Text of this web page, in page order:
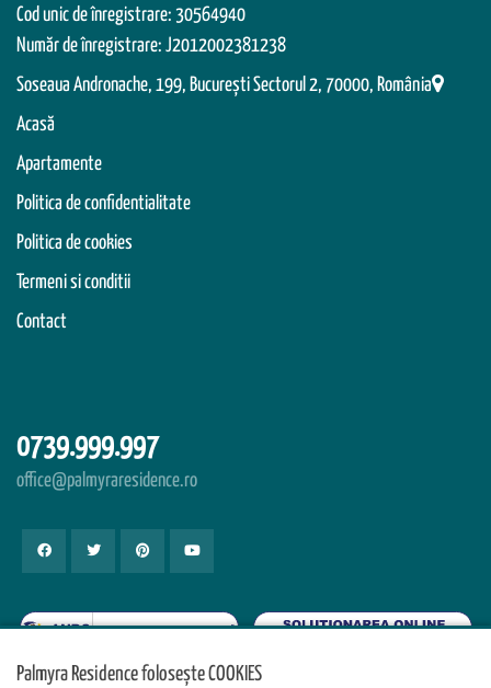
Cod unic de înregistrare: 30564940
Număr de înregistrare: J2012002381238
Soseaua Andronache, 199, Bucureşti Sectorul 2, 70000, România
Acasă
Apartamente
Politica de confidentialitate
Politica de cookies
Termeni si conditii
Contact
0739.999.997
office@palmyraresidence.ro
Palmyra Residence folosește COOKIES